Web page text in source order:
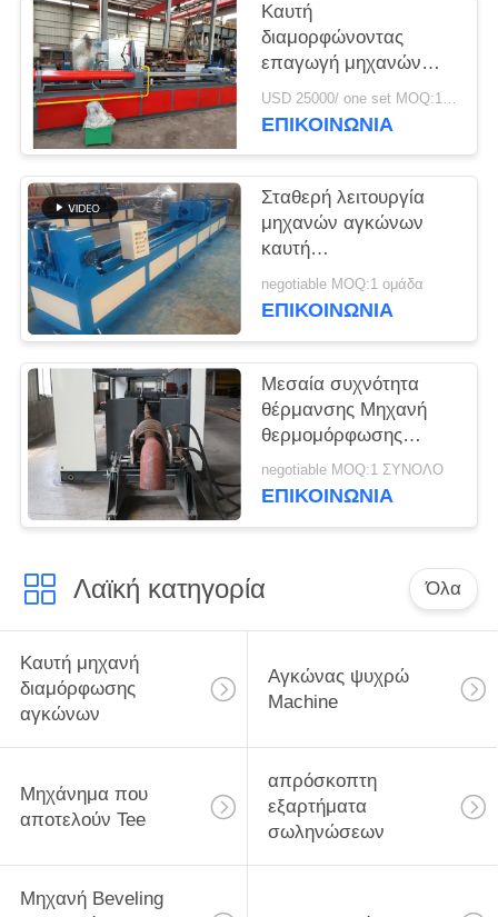
SITEMAP
PRIVACY
POLICY
Καυτή
διαμορφώνοντας
επαγωγή μηχανών
αγκώνων που
θερμαίνει την καυτή
χάλυβα άνθρακα
διαμόρφωσης
USD 25000/ one set MOQ:1 ομάδα
ΕΠΙΚΟΙΝΩΝΙΑ
Σταθερή λειτουργία
μηχανών αγκώνων
καυτή
διαμορφώνοντας για
τη μακροχρόνια ακτίνα
negotiable MOQ:1 ομάδα
ΕΠΙΚΟΙΝΩΝΙΑ
Μεσαία συχνότητα
θέρμανσης Μηχανή
θερμομόρφωσης
αγκώνα
negotiable MOQ:1 ΣΥΝΟΛΟ
ΕΠΙΚΟΙΝΩΝΙΑ
Λαϊκή κατηγορία Όλα
Καυτή μηχανή
διαμόρφωσης
αγκώνων
Αγκώνας ψυχρώ
Machine
Μηχάνημα που
αποτελούν Tee
απρόσκοπτη
εξαρτήματα
σωληνώσεων
Μηχανή Beveling